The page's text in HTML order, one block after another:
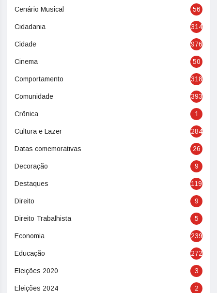
Cenário Musical 56
Cidadania 314
Cidade 976
Cinema 50
Comportamento 318
Comunidade 393
Crônica 1
Cultura e Lazer 284
Datas comemorativas 26
Decoração 9
Destaques 119
Direito 9
Direito Trabalhista 5
Economia 239
Educação 272
Eleições 2020 3
Eleições 2024 2